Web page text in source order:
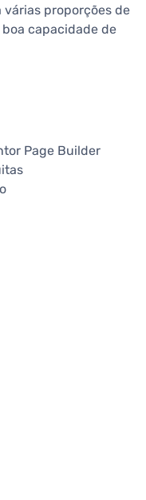
proporções de
capacidade de
Page Builder